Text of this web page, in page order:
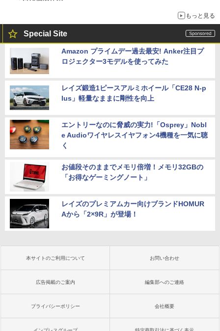
もっと見る
Special Site
Amazon プライムデー過去最安! Anker注目プ
ロジェクター3モデルを使ってみた
レイズ鍛造1ピースアルミホイール「CE28 N-p
lus」軽量なままに剛性を向上
エントリーなのに脅威の実力!「Osprey」Nobl
e Audioワイヤレスイヤフォン4機種を一気に聴
く
お値段そのままでメモリ倍増！メモリ32GBの
「お得なゲーミングノート」
レイズのプレミアムカー向けブランドHOMUR
Aから「2×9R」が登場！
本サイトのご利用について お問い合わせ
広告掲載のご案内 編集部へのご連絡
プライバシーポリシー 会社概要